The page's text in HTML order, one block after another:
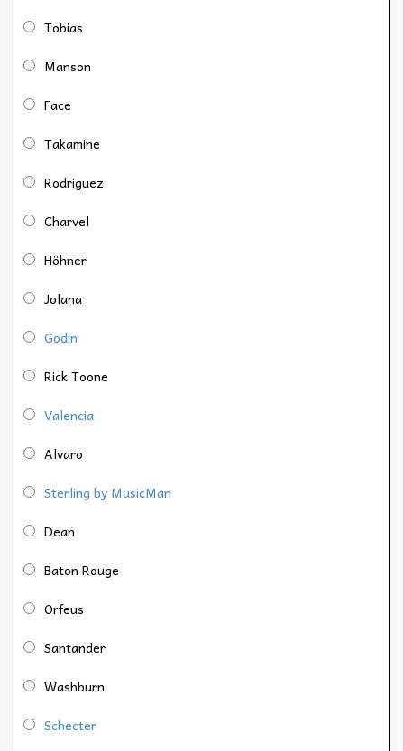
Tobias
Manson
Face
Takamine
Rodriguez
Charvel
Höhner
Jolana
Godin
Rick Toone
Valencia
Alvaro
Sterling by MusicMan
Dean
Baton Rouge
Orfeus
Santander
Washburn
Schecter